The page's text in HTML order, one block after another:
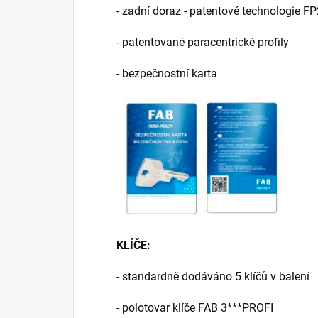
- zadní doraz - patentové technologie
- patentované paracentrické profily
- bezpečnostní karta
KLÍČE:
- standardně dodáváno 5 klíčů v balení
- polotovar klíče FAB 3***PROFI